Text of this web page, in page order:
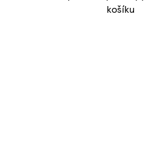
košíku